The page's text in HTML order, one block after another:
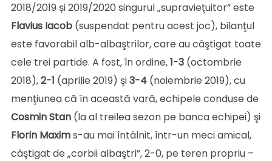
2018/2019 și 2019/2020 singurul „supravieţuitor” este
Flavius Iacob(suspendat pentru acest joc), bilanţul
este favorabil alb-albaştrilor, care au câştigat toate
cele trei partide. A fost, în ordine,1-3(octombrie
2018),2-1 (aprilie 2019) şi3-4(noiembrie 2019), cu
menţiunea că în această vară, echipele conduse de
CosminStan (la al treilea sezon pe banca echipei) şi
Florin Maxims-au mai întâlnit, într-un meci amical,
câştigat de „corbii albaştri”, 2-0, pe teren propriu –